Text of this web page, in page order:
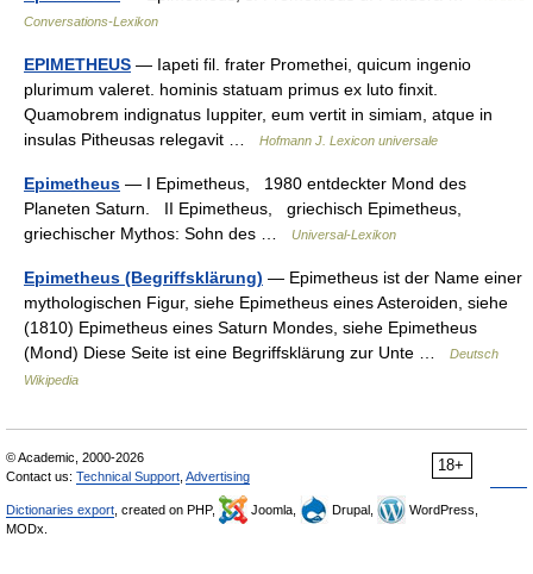
Conversations-Lexikon
EPIMETHEUS — Iapeti fil. frater Promethei, quicum ingenio
plurimum valeret. hominis statuam primus ex luto finxit.
Quamobrem indignatus Iuppiter, eum vertit in simiam, atque in
insulas Pitheusas relegavit …
Hofmann J. Lexicon universale
Epimetheus — I Epimetheus, 1980 entdeckter Mond des
Planeten Saturn. II Epimetheus, griechisch Epimetheus,
griechischer Mythos: Sohn des …
Universal-Lexikon
Epimetheus (Begriffsklärung) — Epimetheus ist der Name einer
mythologischen Figur, siehe Epimetheus eines Asteroiden, siehe
(1810) Epimetheus eines Saturn Mondes, siehe Epimetheus
(Mond) Diese Seite ist eine Begriffsklärung zur Unte …
Deutsch
Wikipedia
18+
© Academic, 2000-2026
Contact us: Technical Support Advertising
Dictionaries export , created on PHP, Joomla, Drupal,
WordPress,
MODx.